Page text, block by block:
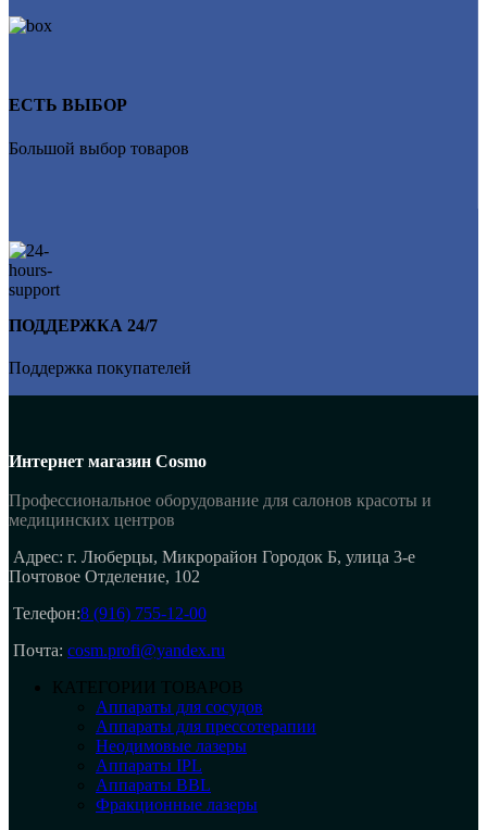
ЕСТЬ ВЫБОР
Большой выбор товаров
ПОДДЕРЖКА 24/7
Поддержка покупателей
Интернет магазин Cosmo
Профессиональное оборудование для салонов красоты и
медицинских центров
Адрес: г. Люберцы, Микрорайон Городок Б, улица 3-е
Почтовое Отделение, 102
Телефон:8 (916) 755-12-00
Почта: cosm.profi@yandex.ru
КАТЕГОРИИ ТОВАРОВ
Аппараты для сосудов
Аппараты для прессотерапии
Неодимовые лазеры
Аппараты IPL
Аппараты BBL
Фракционные лазеры